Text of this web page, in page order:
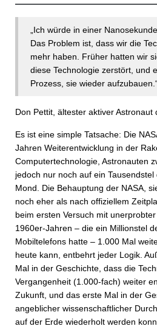
„Ich würde in einer
Das Problem ist, dass wir die
mehr haben. Früher hatten wir
diese Technologie zerstört, und
Prozess, sie wieder
Don Pettit, ältester aktiver Astronaut
Es ist eine simple Tatsache: Die
Jahren Weiterentwicklung in der
Computertechnologie, Astronauten
jedoch nur noch auf ein
Mond. Die Behauptung der NASA,
noch eher als nach offiziellem
beim ersten Versuch mit
1960er-Jahren – die ein Millionstel
Mobiltelefons hatte – 1.000 Mal
heute kann, entbehrt jeder Logik.
Mal in der Geschichte, dass die
Vergangenheit (1.000-fach) weiter
Zukunft, und das erste Mal in der
angeblicher wissenschaftlicher
auf der Erde wiederholt werden